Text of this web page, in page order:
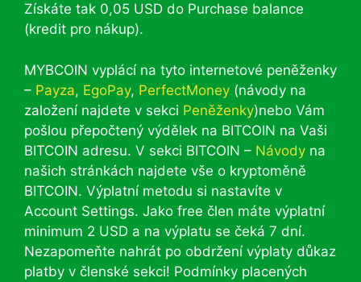
Získáte tak 0,05 USD do Purchase balance
(kredit pro nákup).
MYBCOIN vyplácí na tyto internetové peněženky
– Payza, EgoPay, PerfectMoney (návody na
založení najdete v sekci Peněženky)nebo Vám
pošlou přepočtený výdělek na BITCOIN na Vaši
BITCOIN adresu. V sekci BITCOIN – Návody na
našich stránkách najdete vše o kryptoměně
BITCOIN. Výplatní metodu si nastavíte v
Account Settings. Jako free člen máte výplatní
minimum 2 USD a na výplatu se čeká 7 dní.
Nezapomeňte nahrát po obdržení výplaty důkaz
platby v členské sekci! Podmínky placených